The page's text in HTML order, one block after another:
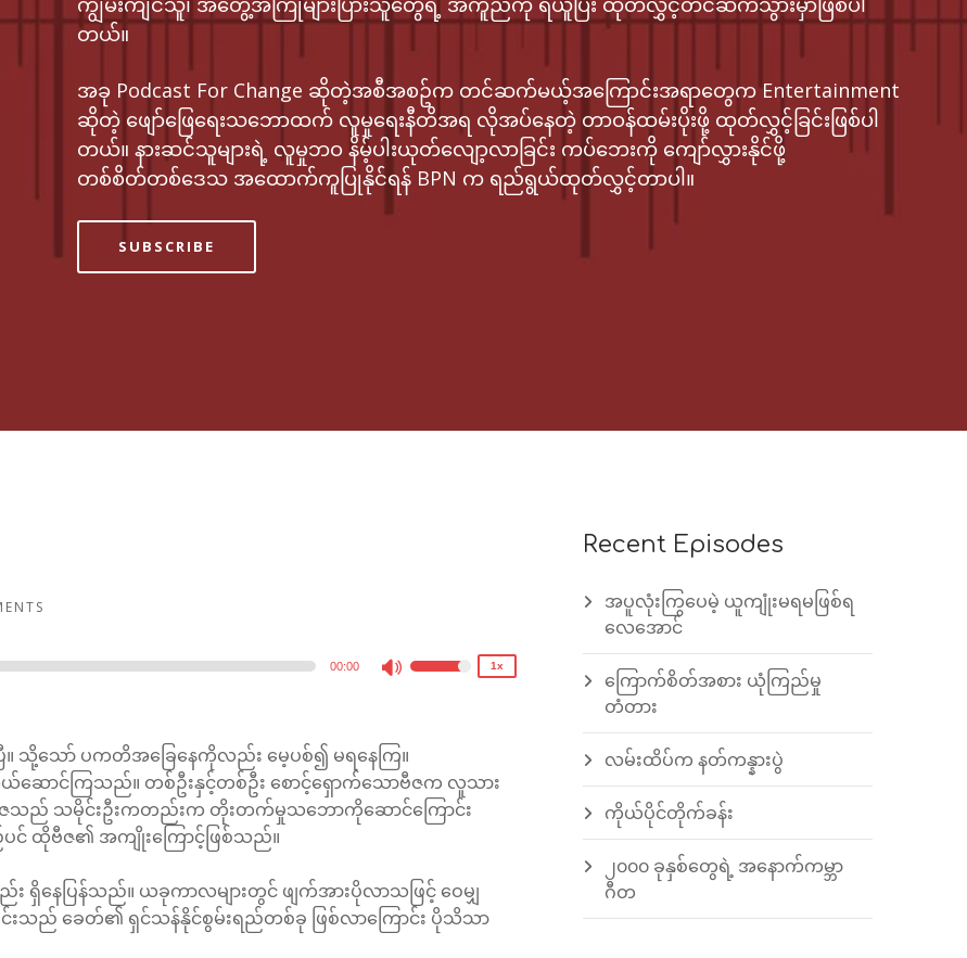
တယ်။
အခု Podcast For Change ဆိုတဲ့အစီအစဥ်က တင်ဆက်မယ့်အကြောင်းအရာတွေက Entertainment
ဆိုတဲ့ ဖျော်ဖြေရေးသဘောထက် လူမှုရေးနီတိအရ လိုအပ်နေတဲ့ တာဝန်ထမ်းပိုးဖို့ ထုတ်လွှင့်ခြင်းဖြစ်ပါ
တယ်။ နားဆင်သူများရဲ့ လူမှုဘဝ နိမ့်ပါးယုတ်လျော့လာခြင်း ကပ်ဘေးကို ကျော်လွှားနိုင်ဖို့
တစ်စိတ်တစ်ဒေသ အထောက်ကူပြုနိုင်ရန် BPN က ရည်ရွယ်ထုတ်လွှင့်တာပါ။
SUBSCRIBE
00:00
Use
to
increase
volume.
1x
သို့သော် ပကတိအခြေနေကိုလည်း မေ့ပစ်၍ မရနေကြ။
ောင်ကြသည်။ တစ်ဦးနှင့်တစ်ဦး စောင့်ရှောက်သောဗီဇက လူသား
သည် သမိုင်းဦးကတည်းက တိုးတက်မှုသဘောကိုဆောင်ကြောင်း
ထိုဗီဇ၏ အကျိုးကြောင့်ဖြစ်သည်။
ေပြန်သည်။ ယခု‌ကာလများတွင် ဖျက်အားပိုလာသဖြင့် ဝေမျှ
င်းသည် ခေတ်၏ ရှင်သန်နိုင်စွမ်းရည်တစ်ခု ဖြစ်လာကြောင်း ပိုသိသာ
Recent Episodes
အပူလုံးကြွပေမဲ့ ယူကျုံးမရမဖြစ်ရ
လေအောင်
ကြောက်စိတ်အစား ယုံကြည်မှု
တံတား
လမ်းထိပ်က နတ်ကန္နားပွဲ
ကိုယ်ပိုင်တိုက်ခန်း
၂၀၀၀ ခုနှစ်တွေရဲ့ အနောက်ကမ္ဘာ
ဂီတ